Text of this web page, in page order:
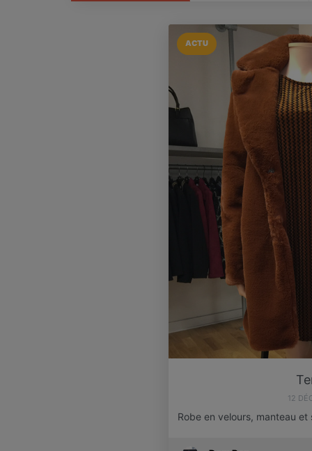
ACTU
12
Robe en velours, manteau